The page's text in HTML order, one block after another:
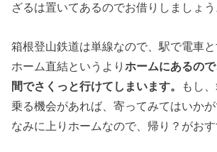
ざるは置いてあるのでお借りしましょう
箱根登山鉄道は単線なので、駅で電車と
ホーム直結というよりホームにあるの
間でさくっと行けてしまいます。
もし
乗る機会があれば、寄ってみてはいか
なみに上りホームなので、帰り？がおす